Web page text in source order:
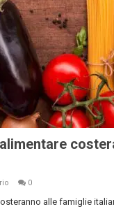
0
alle famiglie